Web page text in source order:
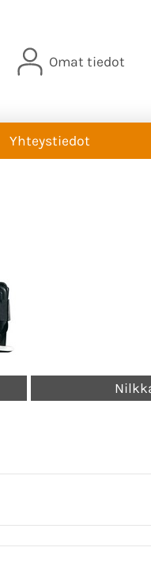
Omat tiedot
Yhteystiedot